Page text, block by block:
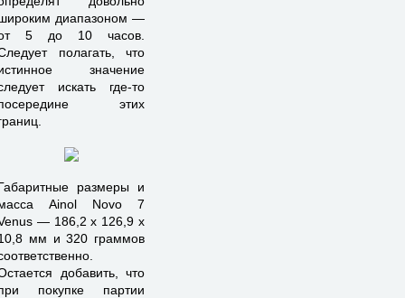
диапазоном —
5 до 10 часов.
полагать, что
значение
искать где-то
этих
размеры и
Ainol Novo 7
— 186,2 х 126,9 х
мм и 320 граммов
добавить, что
покупке партии